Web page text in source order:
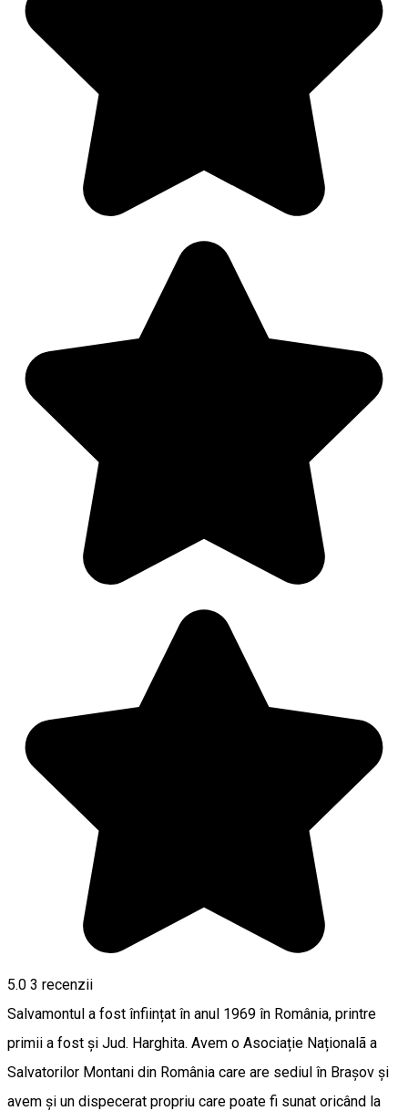
5.0 3 recenzii
Salvamontul a fost înființat în anul 1969 în România, printre
primii a fost și Jud. Harghita. Avem o Asociație Naționalã a
Salvatorilor Montani din România care are sediul în Brașov și
avem și un dispecerat propriu care poate fi sunat oricând la